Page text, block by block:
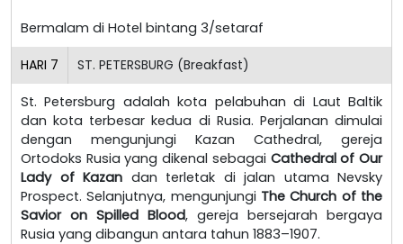
Bermalam di Hotel bintang 3/setaraf
HARI 7 ST. PETERSBURG (Breakfast)
St. Petersburg adalah kota pelabuhan di Laut Baltik
dan kota terbesar kedua di Rusia. Perjalanan dimulai
dengan mengunjungi Kazan Cathedral, gereja
Ortodoks Rusia yang dikenal sebagai Cathedral of Our
Lady of Kazan dan terletak di jalan utama Nevsky
Prospect. Selanjutnya, mengunjungi The Church of the
Savior on Spilled Blood, gereja bersejarah bergaya
Rusia yang dibangun antara tahun 1883–1907.